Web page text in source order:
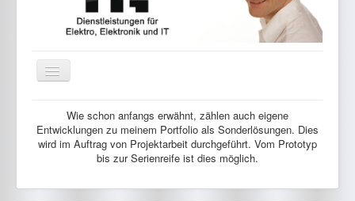
Toggle
Navigation
Home
Elektro / Elektronik / IT
Projektdienstleistung
eigene Produkte
Wie schon anfangs erwähnt, zählen auch eigene
Entwicklungen zu meinem Portfolio als Sonderlösungen. Dies
wird im Auftrag von Projektarbeit durchgeführt. Vom Prototyp
bis zur Serienreife ist dies möglich.